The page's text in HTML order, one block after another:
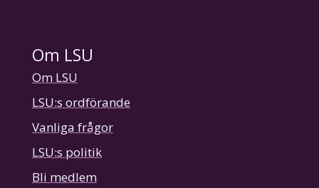
Om LSU
Om LSU
LSU:s ordförande
Vanliga frågor
LSU:s politik
Bli medlem